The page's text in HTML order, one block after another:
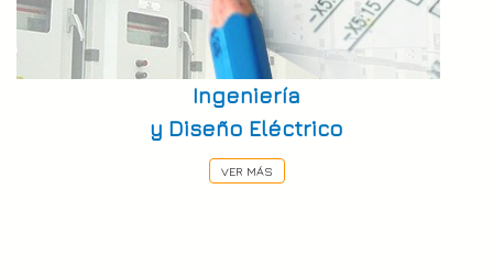
Ingeniería
y Diseño Eléctrico
VER MÁS